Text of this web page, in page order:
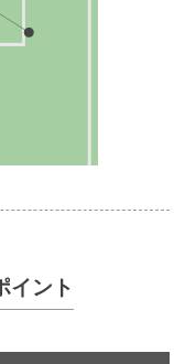
イント